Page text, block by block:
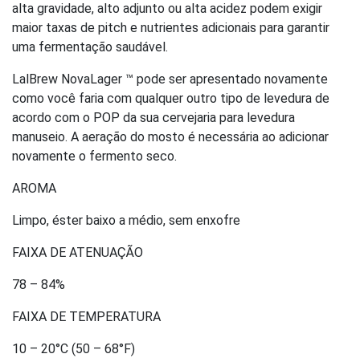
alta gravidade, alto adjunto ou alta acidez podem exigir
maior taxas de pitch e nutrientes adicionais para garantir
uma fermentação saudável.
LalBrew NovaLager ™ pode ser apresentado novamente
como você faria com qualquer outro tipo de levedura de
acordo com o POP da sua cervejaria para levedura
manuseio. A aeração do mosto é necessária ao adicionar
novamente o fermento seco.
AROMA
Limpo, éster baixo a médio, sem enxofre
FAIXA DE ATENUAÇÃO
78 – 84%
FAIXA DE TEMPERATURA
10 – 20°C (50 – 68°F)